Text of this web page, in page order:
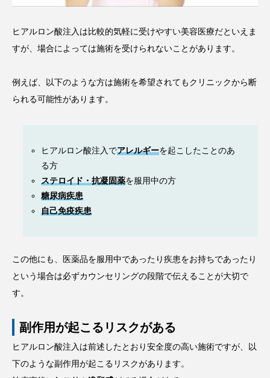
ヒアルロン酸注入は比較的気軽に受けやすい美容医療だといえま
すが、場合によっては施術を受けられないことがあります。
例えば、以下のような方は施術を希望されてもクリニックから断
られる可能性があります。
ヒアルロン酸注入でアレルギーを起こしたことのあ
る方
ステロイド・抗凝固薬を服用中の方
糖尿病疾患
自己免疫疾患
この他にも、医薬品を服用中であったり疾患をお持ちであったり
という場合は必ずカウンセリングの段階で伝えることが大切で
す。
副作用が起こるリスクがある
ヒアルロン酸注入は前述したとおり安全度の高い施術ですが、以
下のような副作用が起こるリスクがあります。